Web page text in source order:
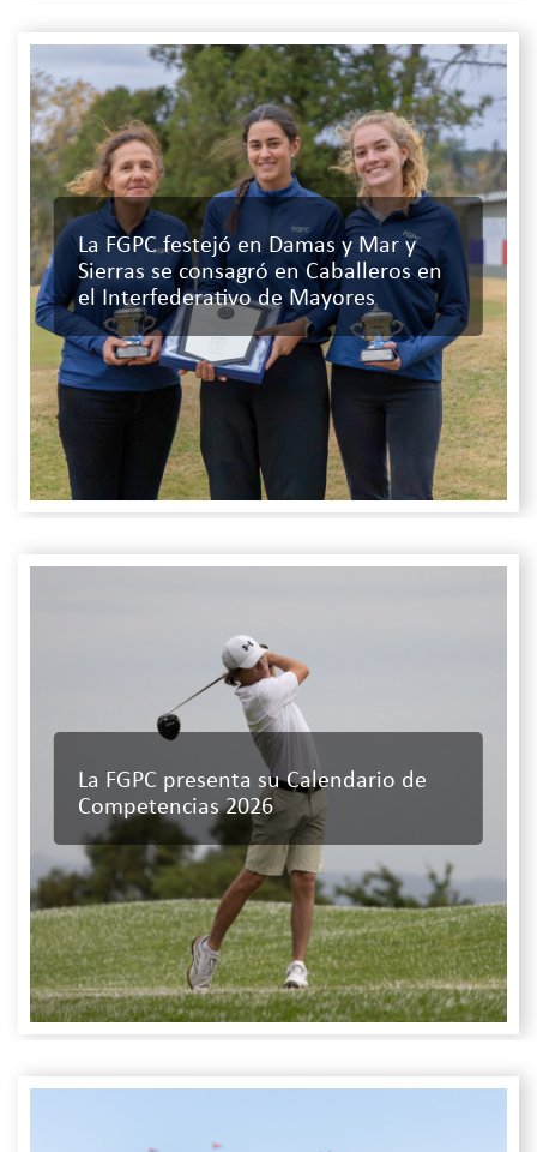
La FGPC festejó en Damas y Mar y
Sierras se consagró en Caballeros en
el Interfederativo de Mayores
La FGPC presenta su Calendario de
Competencias 2026